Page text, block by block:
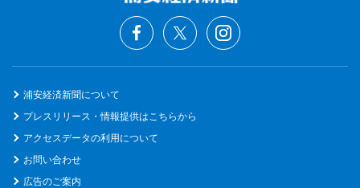
浦安経済新聞について
プレスリリース・情報提供はこちらから
アクセスデータの利用について
お問い合わせ
広告のご案内